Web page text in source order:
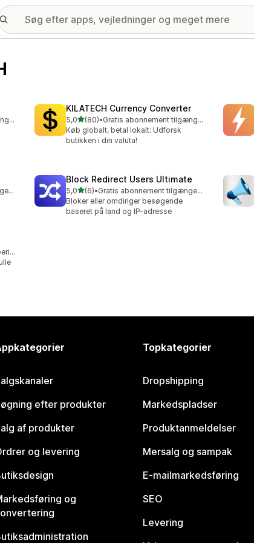
Gratis abonnement tilgængeligt
KILATECH Currency Converter
5,0ud af 5 stjerner
(80)
80 anmeldelser i alt
•
Gratis abonnement tilgængeligt
Køb globalt, betal lokalt: Udforsk
butikken i din valuta!
Gratis abonnement tilgængeligt
Block Redirect Users Ultimate
5,0ud af 5 stjerner
(6)
6 anmeldelser i alt
•
Gratis abonnement tilgængeligt
Bloker eller omdiriger besøgende
baseret på land og IP-adresse
Mulighed for gratis prøveperiode
efter produkter
af produkter
og levering
og
Topkategorier
Dropshipping
Markedspladser
Produktanmeldelser
Mersalg og sampak
E-mailmarkedsføring
SEO
Levering